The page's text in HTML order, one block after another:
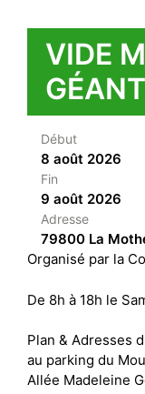
VIDE
GÉANT
Début
8 août 2026
Fin
9 août 2026
Adresse
79800 La
Organisé par la
De 8h à 18h le
Plan & Adresses
au parking du
Allée Madeleine